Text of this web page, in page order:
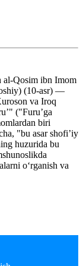
al-Qosim ibn Imom
(10-asr) —
va Iroq
("Furuʼga
biri
"bu asar shofiʼiy
huzurida bu
oʻrganish va